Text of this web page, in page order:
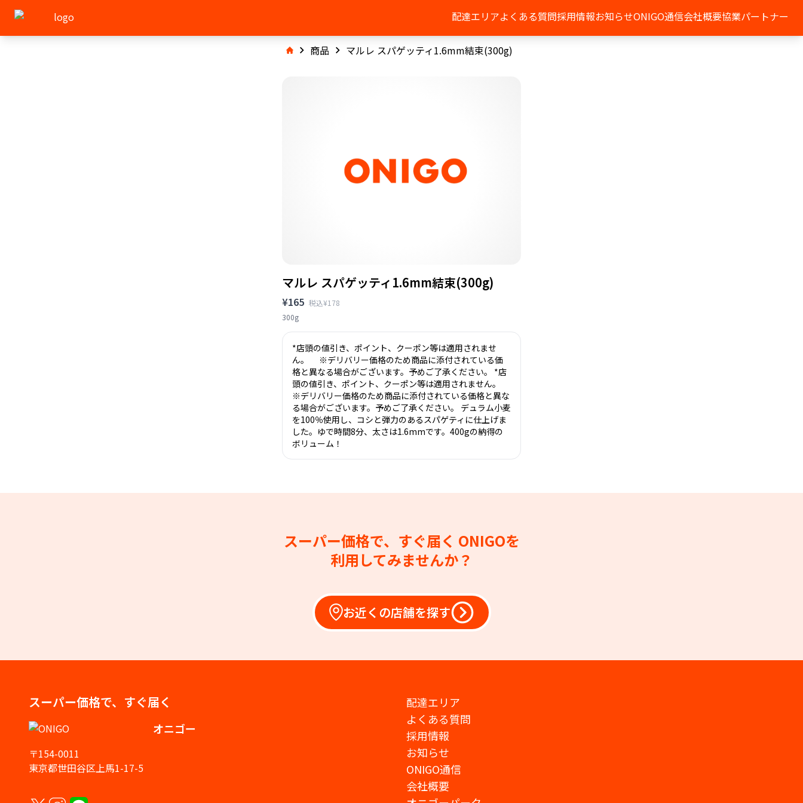
配達エリアよくある質問採用情報お知らせONIGO通信会社概要協業パートナー
商品 マルレ スパゲッティ1.6mm結束(300g)
マルレ スパゲッティ1.6mm結束(300g)
¥165 税込¥178
300g
*店頭の値引き、ポイント、クーポン等は適用されませ
ん。 ※デリバリー価格のため商品に添付されている価
格と異なる場合がございます。予めご了承ください。 *店
頭の値引き、ポイント、クーポン等は適用されません。
※デリバリー価格のため商品に添付されている価格と異な
る場合がございます。予めご了承ください。 デュラム小麦
を100％使用し、コシと弾力のあるスパゲティに仕上げま
した。ゆで時間8分、太さは1.6mmです。400gの納得の
ボリューム！
スーパー価格で、すぐ届く ONIGOを
利用してみませんか？
お近くの店舗を探す
スーパー価格で、すぐ届く
オニゴー
〒154-0011
東京都世田谷区上馬1-17-5
配達エリア
よくある質問
採用情報
お知らせ
ONIGO通信
会社概要